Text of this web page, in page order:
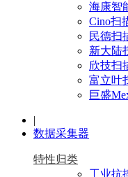
海康智
Cino扫
民德扫
新大陆
欣技扫
富立叶
巨盛
|
数据采集器
特性归类
工业抗